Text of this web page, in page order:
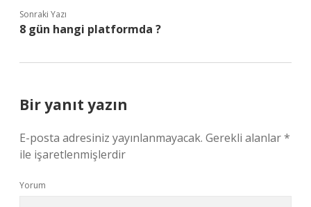
Sonraki Yazı
8 gün hangi platformda ?
Bir yanıt yazın
E-posta adresiniz yayınlanmayacak. Gerekli alanlar*
ile işaretlenmişlerdir
Yorum